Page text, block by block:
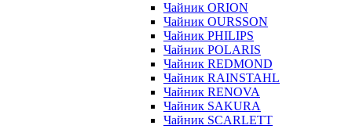
Чайник ORION
Чайник OURSSON
Чайник PHILIPS
Чайник POLARIS
Чайник REDMOND
Чайник RAINSTAHL
Чайник RENOVA
Чайник SAKURA
Чайник SCARLETT